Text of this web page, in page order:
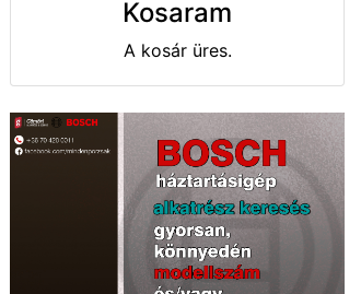
Kosaram
A kosár üres.